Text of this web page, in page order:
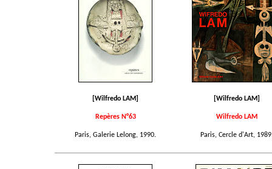
[Wilfredo LAM]
Repères N°63
Paris, Galerie Lelong, 1990.
[Wilfredo LAM]
Wilfredo LAM
Paris, Cercle d'Art,